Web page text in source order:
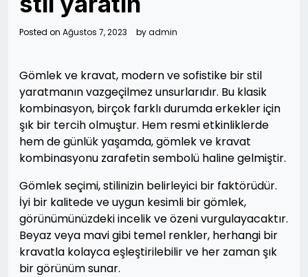
Posted on Ağustos 7, 2023 byadmin
Gömlek ve kravat, modern ve sofistike bir stil
yaratmanın vazgeçilmez unsurlarıdır. Bu klasik
kombinasyon, birçok farklı durumda erkekler için
şık bir tercih olmuştur. Hem resmi etkinliklerde
hem de günlük yaşamda, gömlek ve kravat
kombinasyonu zarafetin sembolü haline gelmiştir.
Gömlek seçimi, stilinizin belirleyici bir faktörüdür.
İyi bir kalitede ve uygun kesimli bir gömlek,
görünümünüzdeki incelik ve özeni vurgulayacaktır.
Beyaz veya mavi gibi temel renkler, herhangi bir
kravatla kolayca eşleştirilebilir ve her zaman şık
bir görünüm sunar.